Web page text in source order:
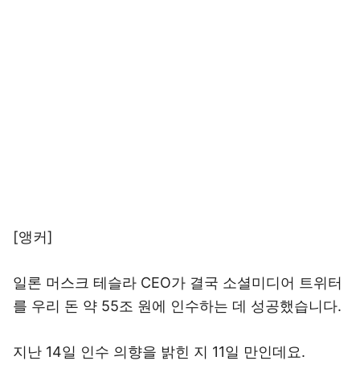
[앵커]
일론 머스크 테슬라 CEO가 결국 소셜미디어 트위터
를 우리 돈 약 55조 원에 인수하는 데 성공했습니다.
지난 14일 인수 의향을 밝힌 지 11일 만인데요.